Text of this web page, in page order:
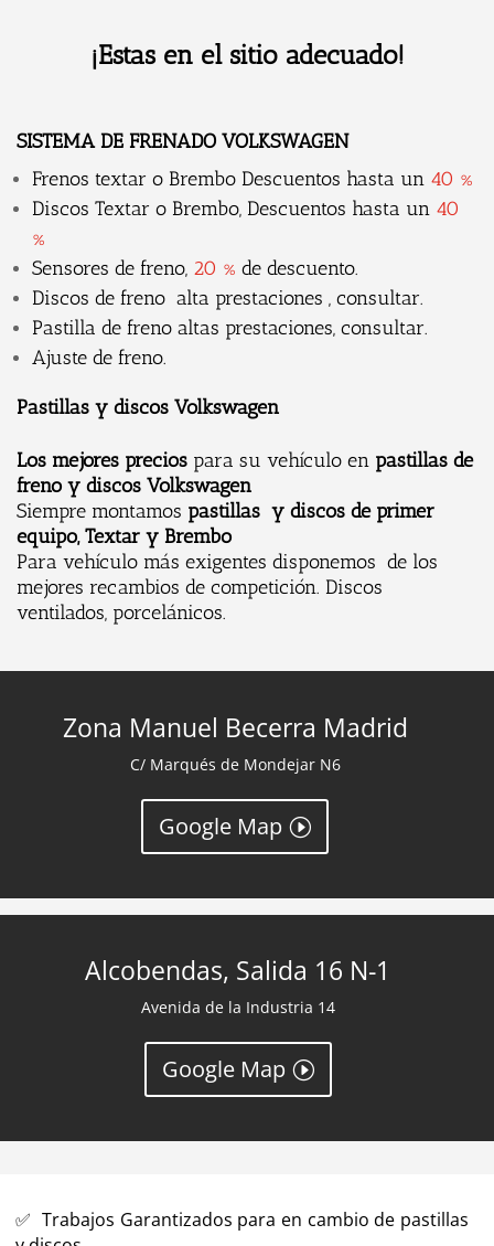
¡Estas en el sitio adecuado!
SISTEMA DE FRENADO VOLKSWAGEN
Frenos textar o Brembo Descuentos hasta un 40 %
Discos Textar o Brembo, Descuentos hasta un 40
%
Sensores de freno, 20 % de descuento.
Discos de freno alta prestaciones , consultar.
Pastilla de freno altas prestaciones, consultar.
Ajuste de freno.
Pastillas y discos Volkswagen
Los mejores precios para su vehículo en pastillas de
freno y discos Volkswagen
Siempre montamos pastillas y discos de primer
equipo, Textar y Brembo
Para vehículo más exigentes disponemos de los
mejores recambios de competición. Discos
ventilados, porcelánicos.
Zona Manuel Becerra Madrid
C/ Marqués de Mondejar N6
Google Map
Alcobendas, Salida 16 N-1
Avenida de la Industria 14
Google Map
✅ Trabajos Garantizados para en cambio de pastillas